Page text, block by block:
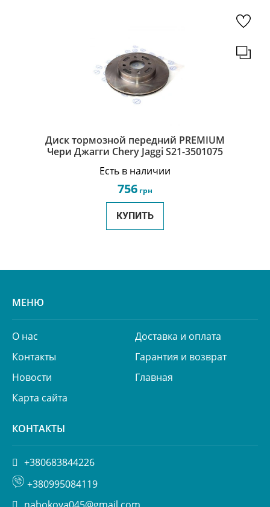
Диск тормозной передний PREMIUM
Чери Джагги Chery Jaggi S21-3501075
Есть в наличии
756 грн
КУПИТЬ
МЕНЮ
О нас
Доставка и оплата
Контакты
Гарантия и возврат
Новости
Главная
Карта сайта
КОНТАКТЫ
+380683844226
+380995084119